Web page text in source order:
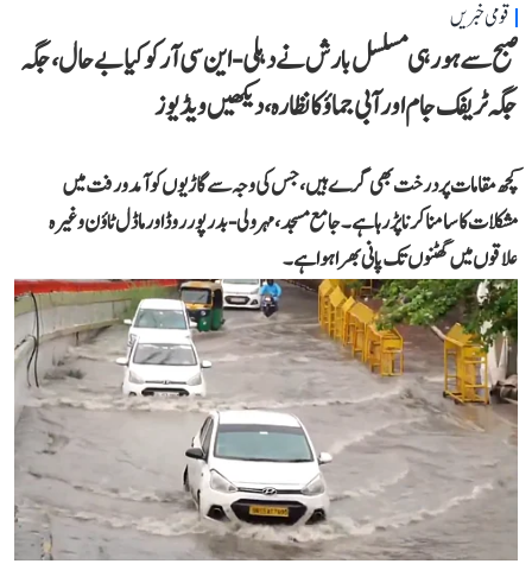
قومی خبریں
صبح سے ہو رہی مسلسل بارش نے دہلی-این سی آر کو کیا بے حال، جگہ
جگہ ٹریفک جام اور آبی جماؤ کا نظارہ، دیکھیں ویڈیوز
کچھ مقامات پر درخت بھی گرے ہیں، جس کی وجہ سے گاڑیوں کو آمد و رفت میں
مشکلات کا سامنا کرنا پڑ رہا ہے۔ جامع مسجد، مہرولی-بدرپور روڈ اور ماڈل ٹاؤن وغیرہ
علاقوں میں گھٹنوں تک پانی بھرا ہوا ہے۔